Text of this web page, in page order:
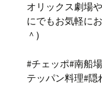
オリックス劇場
にでもお気軽に
＾)
#チェッポ#南船
テッパン料理#隠